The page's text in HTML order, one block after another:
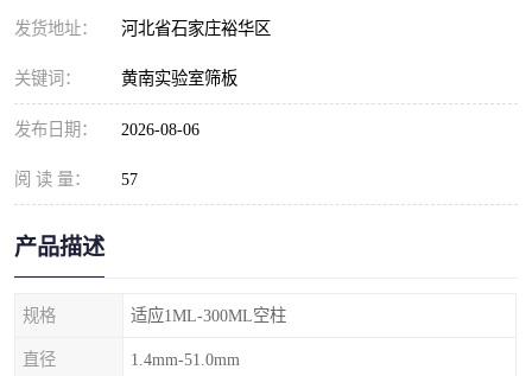
发货地址： 河北省石家庄裕华区
关键词： 黄南实验室筛板
发布日期： 2026-08-06
阅 读 量： 57
产品描述
规格 适应1ML-300ML空柱
直径 1.4mm-51.0mm